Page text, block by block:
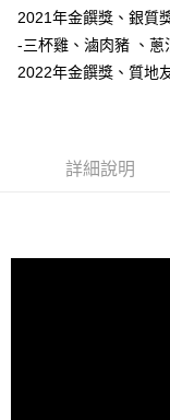
貨到付款-免運
免運費
2021年金饌獎、銀質
-三杯雞、滷肉豬 、蔥
2022年金饌獎、質地
詳細說明